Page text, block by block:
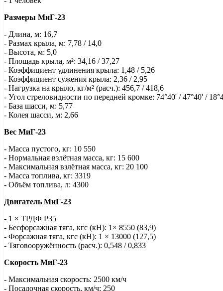
Размеры МиГ-23
- Длина, м: 16,7
- Размах крыла, м: 7,78 / 14,0
- Высота, м: 5,0
- Площадь крыла, м²: 34,16 / 37,27
- Коэффициент удлинения крыла: 1,48 / 5,26
- Коэффициент сужения крыла: 2,36 / 2,95
- Нагрузка на крыло, кг/м² (расч.): 456,7 / 418,6
- Угол стреловидности по передней кромке: 74°40' / 47°40' /
- База шасси, м: 5,77
- Колея шасси, м: 2,66
Вес МиГ-23
- Масса пустого, кг: 10 550
- Нормальная взлётная масса, кг: 15 600
- Максимальная взлётная масса, кг: 20 100
- Масса топлива, кг: 3319
- Объём топлива, л: 4300
Двигатель МиГ-23
- 1 × ТРДФ Р35
- Бесфорсажная тяга, кгс (кН): 1× 8550 (83,9)
- Форсажная тяга, кгс (кН): 1 × 13000 (127,5)
- Тяговооружённость (расч.): 0,548 / 0,833
Скорость МиГ-23
- Максимальная скорость: 2500 км/ч
- Посадочная скорость, км/ч: 250